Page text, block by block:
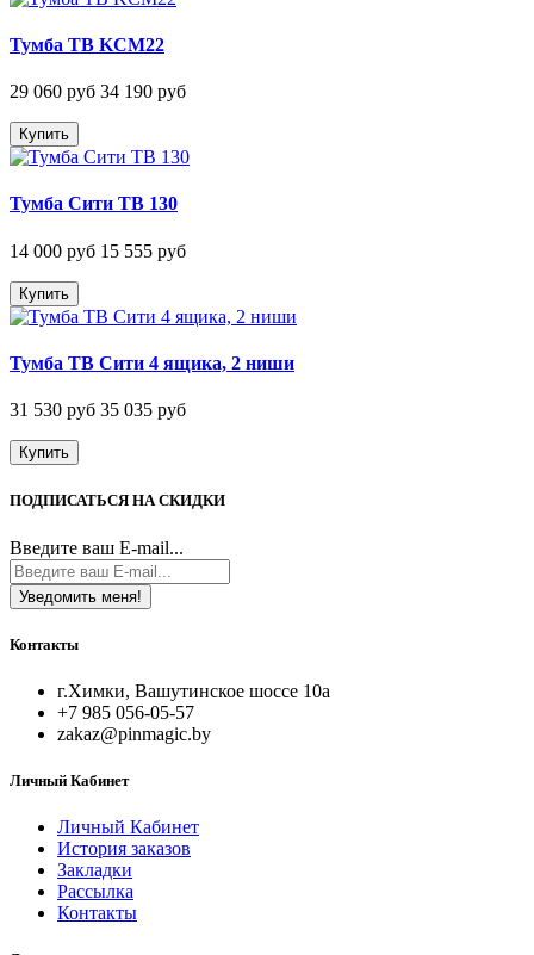
Тумба ТВ KCM22
29 060 руб 34 190 руб
Купить
Тумба Сити ТВ 130
14 000 руб 15 555 руб
Купить
Тумба ТВ Сити 4 ящика, 2 ниши
31 530 руб 35 035 руб
Купить
ПОДПИСАТЬСЯ НА СКИДКИ
Введите ваш E-mail...
Уведомить меня!
Контакты
г.Химки, Вашутинское шоссе 10а
+7 985 056-05-57
zakaz@pinmagic.by
Личный Кабинет
Личный Кабинет
История заказов
Закладки
Рассылка
Контакты